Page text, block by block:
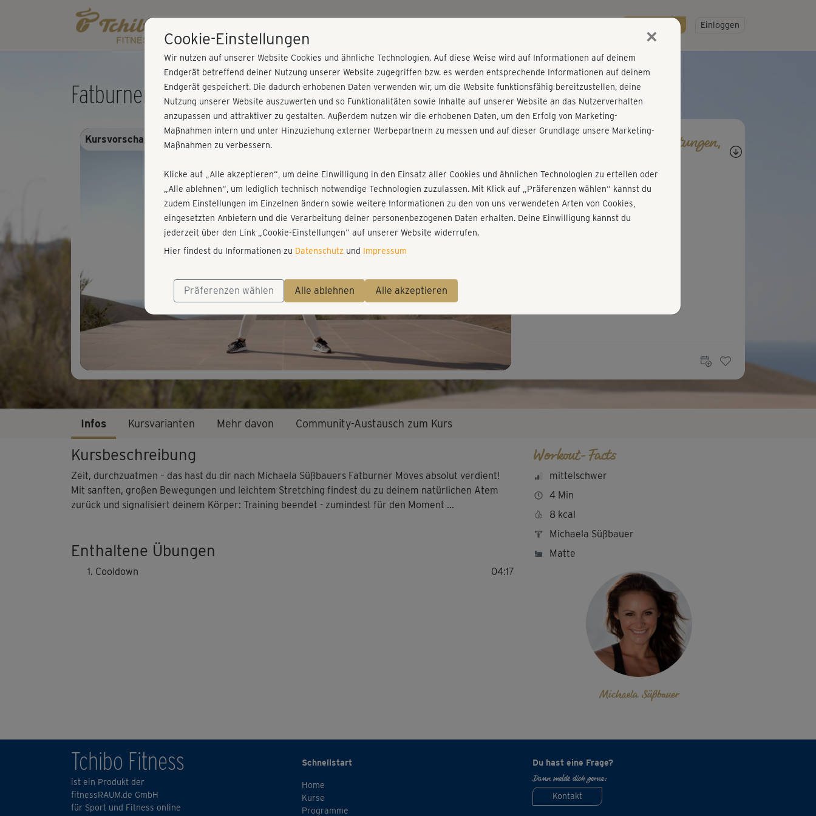
Gratis testen! Einloggen
Fatburner Moves - Cooldown
Play
Video
Kursvorschau - Anmelden und alles trainieren!
Fragen, Antworten, Bewertungen,
S
Sonja197
Immer wieder schön!
Infos Kursvarianten Mehr davon Community-Austausch zum Kurs
Kursbeschreibung
Zeit, durchzuatmen – das hast du dir nach Michaela Süßbauers Fatburner Moves absolut verdient!
Mit sanften, großen Bewegungen und leichtem Stretching findest du zu deinem natürlichen Atem
zurück und signalisiert deinem Körper: Training beendet - zumindest für den Moment ...
Enthaltene Übungen
Cooldown 04:17
Workout-Facts
mittelschwer
4 Min
8 kcal
Michaela Süßbauer
Matte
Michaela Süßbauer
Tchibo Fitness
ist ein Produkt der
fitnessRAUM.de GmbH
für Sport und Fitness online
Schnellstart
Home
Kurse
Programme
Du hast eine Frage?
Dann melde dich gerne:
Kontakt
Cookie-Einstellungen ×
Wir nutzen auf unserer Website Cookies und ähnliche Technologien. Auf diese Weise wird auf Informationen auf deinem
Endgerät betreffend deiner Nutzung unserer Website zugegriffen bzw. es werden entsprechende Informationen auf deinem
Endgerät gespeichert. Die dadurch erhobenen Daten verwenden wir, um die Website funktionsfähig bereitzustellen, deine
Nutzung unserer Website auszuwerten und so Funktionalitäten sowie Inhalte auf unserer Website an das Nutzerverhalten
anzupassen und attraktiver zu gestalten. Außerdem nutzen wir die erhobenen Daten, um den Erfolg von Marketing-
Maßnahmen intern und unter Hinzuziehung externer Werbepartnern zu messen und auf dieser Grundlage unsere Marketing-
Maßnahmen zu verbessern.
Klicke auf „Alle akzeptieren“, um deine Einwilligung in den Einsatz aller Cookies und ähnlichen Technologien zu erteilen oder
„Alle ablehnen“, um lediglich technisch notwendige Technologien zuzulassen. Mit Klick auf „Präferenzen wählen“ kannst du
zudem Einstellungen im Einzelnen ändern sowie weitere Informationen zu den von uns verwendeten Arten von Cookies,
eingesetzten Anbietern und die Verarbeitung deiner personenbezogenen Daten erhalten. Deine Einwilligung kannst du
jederzeit über den Link „Cookie-Einstellungen“ auf unserer Website widerrufen.
Hier findest du Informationen zu Datenschutz und Impressum
Präferenzen wählen Alle ablehnen Alle akzeptieren